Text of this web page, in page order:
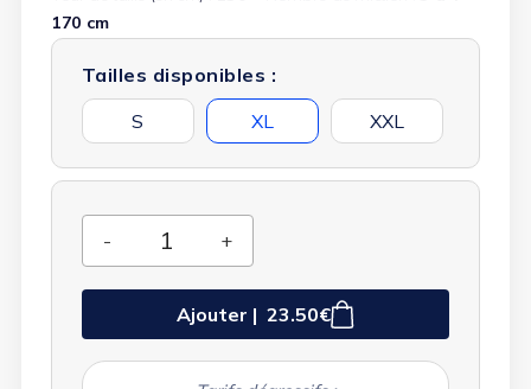
170 cm
Tailles disponibles :
S
XL XXL
Ajouter | 23.50€